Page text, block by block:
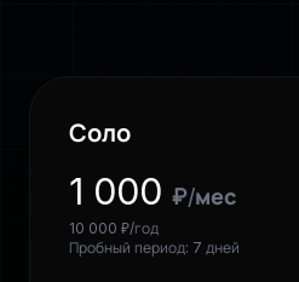
Соло
1 000 ₽/мес
10 000 ₽/год
Пробный период: 7 дней